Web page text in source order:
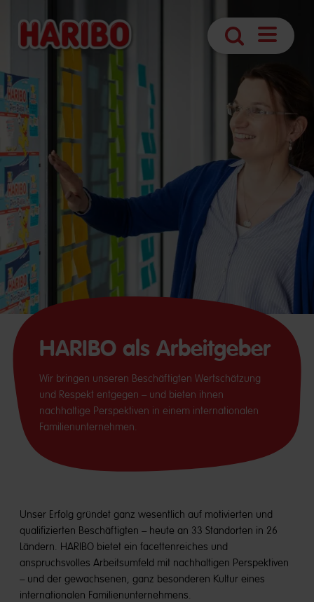
Suche
HARIBO als Arbeitgeber
Wir bringen unseren Beschäftigten Wertschätzung
und Respekt entgegen – und bieten ihnen
nachhaltige Perspektiven in einem internationalen
Familienunternehmen.
Unser Erfolg gründet ganz wesentlich auf motivierten und
qualifizierten Beschäftigten – heute an 33 Standorten in 26
Ländern. HARIBO bietet ein facettenreiches und
anspruchsvolles Arbeitsumfeld mit nachhaltigen Perspektiven
– und der gewachsenen, ganz besonderen Kultur eines
internationalen Familienunternehmens.